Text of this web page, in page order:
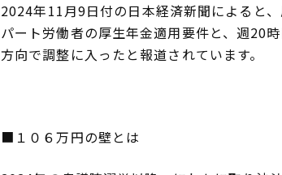
2024年11月9日付の日本経済新聞によると
パート労働者の厚生年金適用要件と、週20
方向で調整に入ったと報道されています。
■１０６万円の壁とは